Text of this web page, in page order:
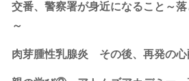
交番、警察署が身近になること～
～
肉芽腫性乳腺炎 その後、再発の心